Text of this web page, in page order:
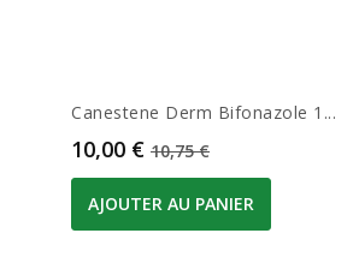
Canestene Derm Bifonazole 1...
Prix
10,00 € Prix de base
10,75 €
AJOUTER AU PANIER